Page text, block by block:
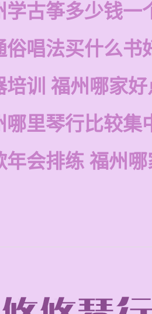
学古筝多少钱一
俗唱法买什么书
培训 福州哪家
哪里琴行比较集
年会排练 福州